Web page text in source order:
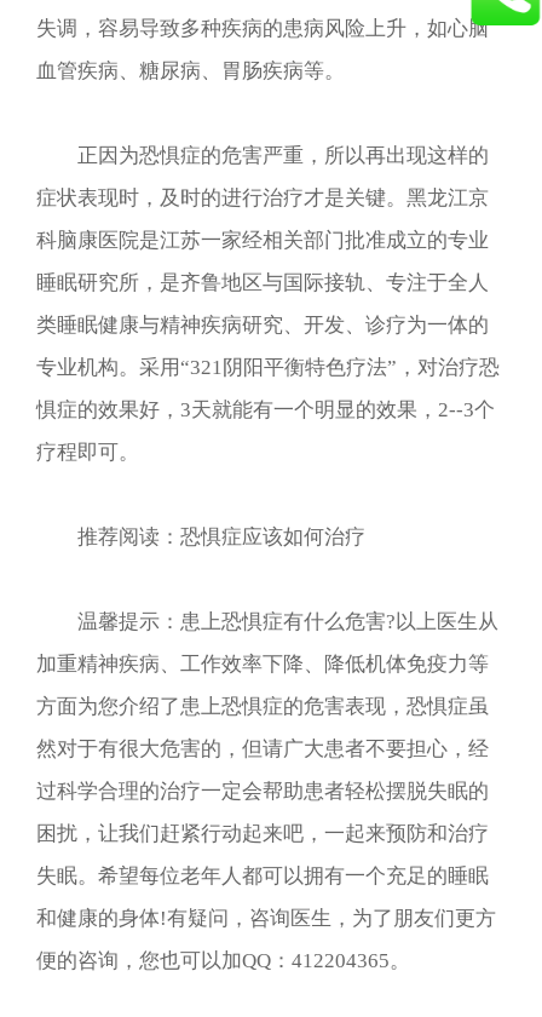
失调，容易导致多种疾病的患病风险上升，如心脑
血管疾病、糖尿病、胃肠疾病等。
正因为恐惧症的危害严重，所以再出现这样的
症状表现时，及时的进行治疗才是关键。黑龙江京
科脑康医院是江苏一家经相关部门批准成立的专业
睡眠研究所，是齐鲁地区与国际接轨、专注于全人
类睡眠健康与精神疾病研究、开发、诊疗为一体的
专业机构。采用“321阴阳平衡特色疗法”，对治疗恐
惧症的效果好，3天就能有一个明显的效果，2--3个
疗程即可。
推荐阅读：恐惧症应该如何治疗
温馨提示：患上恐惧症有什么危害?以上医生从
加重精神疾病、工作效率下降、降低机体免疫力等
方面为您介绍了患上恐惧症的危害表现，恐惧症虽
然对于有很大危害的，但请广大患者不要担心，经
过科学合理的治疗一定会帮助患者轻松摆脱失眠的
困扰，让我们赶紧行动起来吧，一起来预防和治疗
失眠。希望每位老年人都可以拥有一个充足的睡眠
和健康的身体!有疑问，咨询医生，为了朋友们更方
便的咨询，您也可以加QQ：412204365。